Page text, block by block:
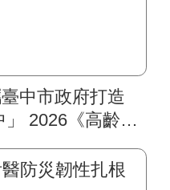
中市政府打造
」 2026《高齡健